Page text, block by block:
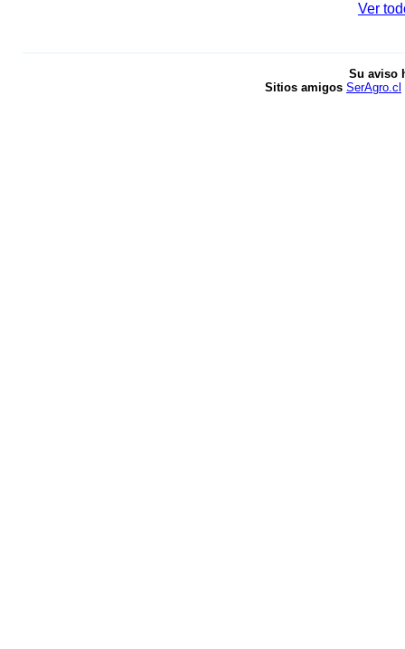
Ver
Su aviso
Sitios amigos SerAgro.cl